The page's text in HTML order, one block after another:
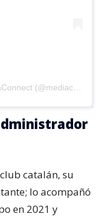
Una publicación compartida por MediaConnect (@mediaconnect_ok)
catalán, su
lo acompañó
en 2021 y